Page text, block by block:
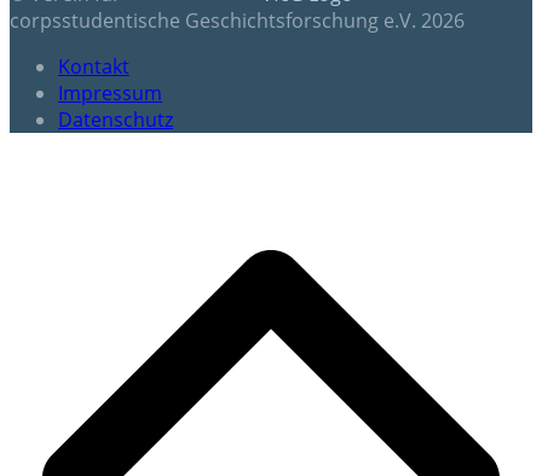
corpsstudentische Geschichtsforschung e.V. 2026
Kontakt
Impressum
Datenschutz